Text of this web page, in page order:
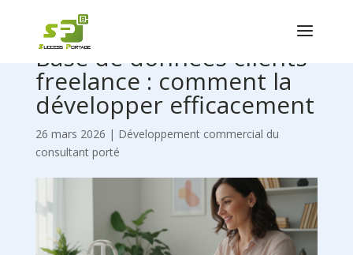
Base de données clients
freelance : comment la
développer efficacement
26 mars 2026 | Développement commercial du
consultant porté